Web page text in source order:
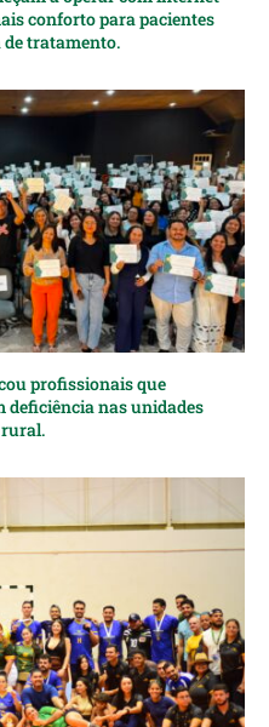
conforto para pacientes
de tratamento.
profissionais que
deficiência nas unidades
rural.